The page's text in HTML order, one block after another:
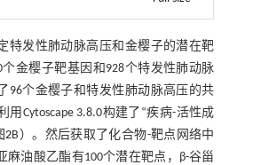
特发性肺动脉高压和金樱子的潜在靶
金樱子靶基因和928个特发性肺动脉
96个金樱子和特发性肺动脉高压的共
用Cytoscape 3.8.0构建了“疾病-活性成
2B）。然后获取了化合物-靶点网络中
麻油酸乙酯有100个潜在靶点，β-谷甾